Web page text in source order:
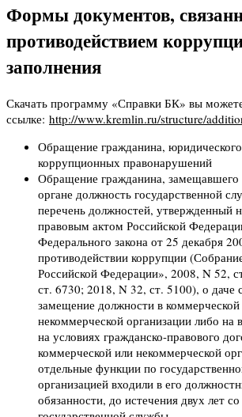
Формы документов,
противодействием
заполнения
Скачать программу «Справки БК» вы
ссылке: http://www.kremlin.ru/structure/
Обращение гражданина,
коррупционных правонарушений
Обращение гражданина, замещавшего
органе должность государственной
перечень должностей, утвержденный
правовым актом Российской
Федерального закона от 25 декабря
противодействии коррупции
Российской Федерации», 2008, N 52,
ст. 6730; 2018, N 32, ст. 5100), о даче
замещение должности в
некоммерческой организации либо на
на условиях гражданско-правового
коммерческой или некоммерческой
отдельные функции по
организацией входили в его
обязанности, до истечения двух лет